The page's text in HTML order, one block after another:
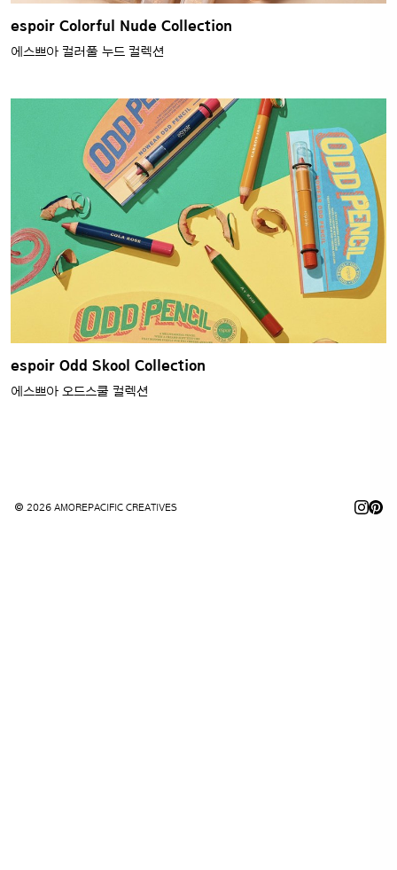
espoir Colorful Nude Collection
에스쁘아 컬러풀 누드 컬렉션
espoir Odd Skool Collection
에스쁘아 오드스쿨 컬렉션
© 2026 AMOREPACIFIC CREATIVES